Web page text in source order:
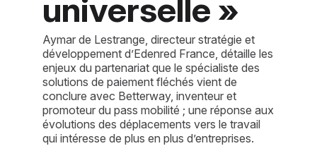
universelle »
Aymar de Lestrange, directeur stratégie et
développement d’Edenred France, détaille les
enjeux du partenariat que le spécialiste des
solutions de paiement fléchés vient de
conclure avec Betterway, inventeur et
promoteur du pass mobilité ; une réponse aux
évolutions des déplacements vers le travail
qui intéresse de plus en plus d’entreprises.